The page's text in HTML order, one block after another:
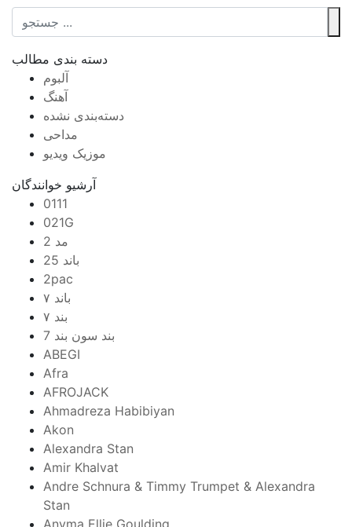
دسته بندی مطالب
آلبوم
آهنگ
دسته‌بندی نشده
مداحی
موزیک ویدیو
آرشیو خوانندگان
0111
021G
2 مد
25 باند
2pac
۷ باند
۷ بند
7 بند سون بند
ABEGI
Afra
AFROJACK
Ahmadreza Habibiyan
Akon
Alexandra Stan
Amir Khalvat
Andre Schnura & Timmy Trumpet & Alexandra
Stan